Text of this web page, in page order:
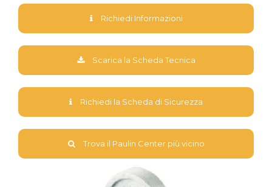
Richiedi Informazioni
Scarica la Scheda Tecnica
Richiedi la Scheda di Sicurezza
Trova il Paulin Center più vicino